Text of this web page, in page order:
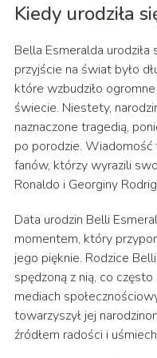
Kiedy urodziła
Bella Esmeralda
przyjście na świat było
które wzbudziło
świecie. Niestety,
naznaczone tragedią,
po porodzie. Wiadomość
fanów, którzy wyrazili
Ronaldo i Georginy
Data urodzin Belli
momentem, który
jego pięknie. Rodzice
spędzoną z nią, co
mediach
towarzyszył jej
źródłem radości i